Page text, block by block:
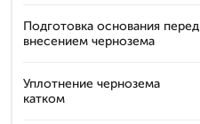
Подготовка основания перед
внесением чернозема
Уплотнение чернозема
катком